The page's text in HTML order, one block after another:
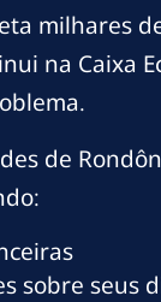
milhares
na Caixa
de
sobre seus